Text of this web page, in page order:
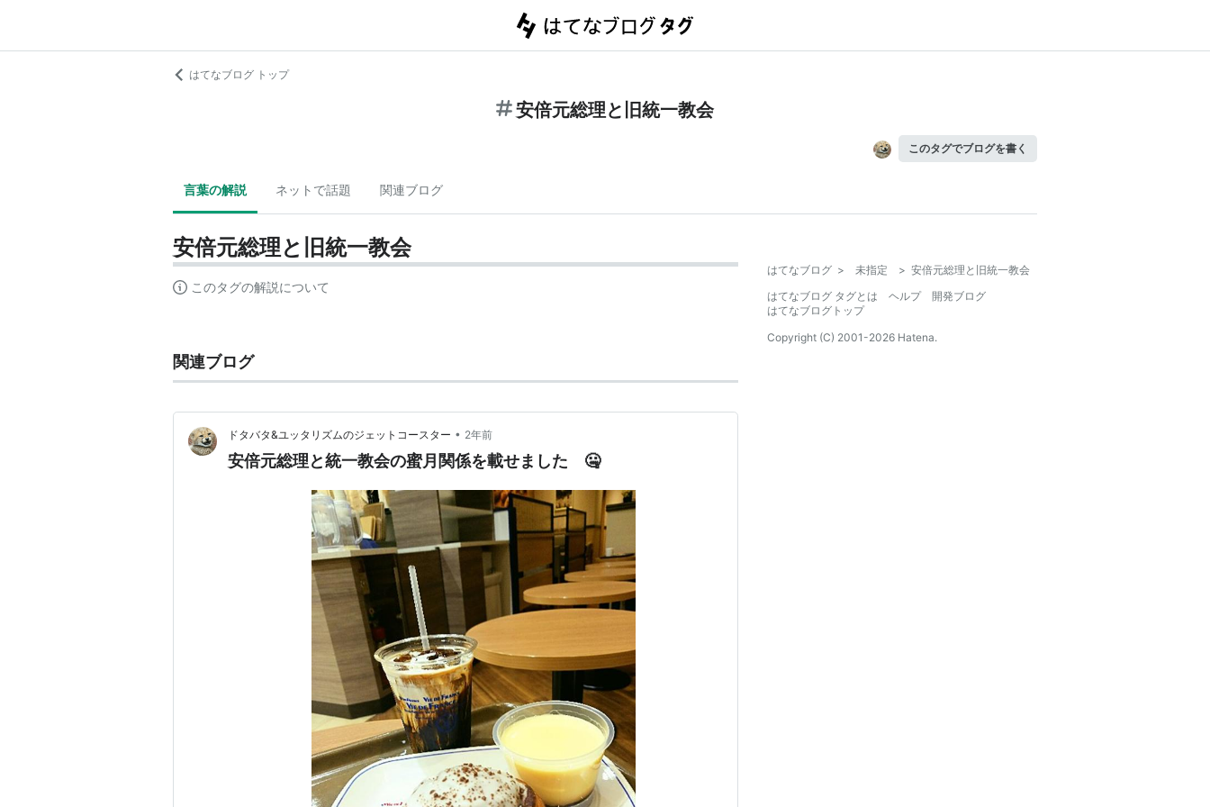
はてなブログ トップ
安倍元総理と旧統一教会
このタグでブログを書く
言葉の解説 ネットで話題 関連ブログ
安倍元総理と旧統一教会
このタグの解説について
関連ブログ
ドタバタ&ユッタリズムのジェットコースター • 2年前
安倍元総理と統一教会の蜜月関係を載せました 🤐
はてなブログ > 未指定 > 安倍元総理と旧統一教会
はてなブログ タグとは
ヘルプ
開発ブログ
はてなブログトップ
Copyright (C) 2001-2026 Hatena.